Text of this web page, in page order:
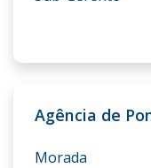
Agência de
Morada